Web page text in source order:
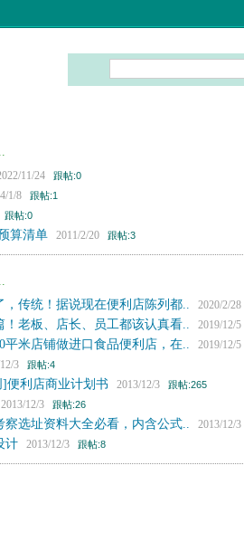
11/24 跟帖:0
1/8 跟帖:1
跟帖:0
算清单 2011/2/20 跟帖:3
，传统！据说现在便利店陈列都.. 2020/2/28
！老板、店长、员工都该认真看.. 2019/12/5
平米店铺做进口食品便利店，在.. 2019/12/5
3 跟帖:4
便利店商业计划书 2013/12/3 跟帖:265
2013/12/3 跟帖:26
察选址资料大全必看，内含公式.. 2013/12/3
计 2013/12/3 跟帖:8